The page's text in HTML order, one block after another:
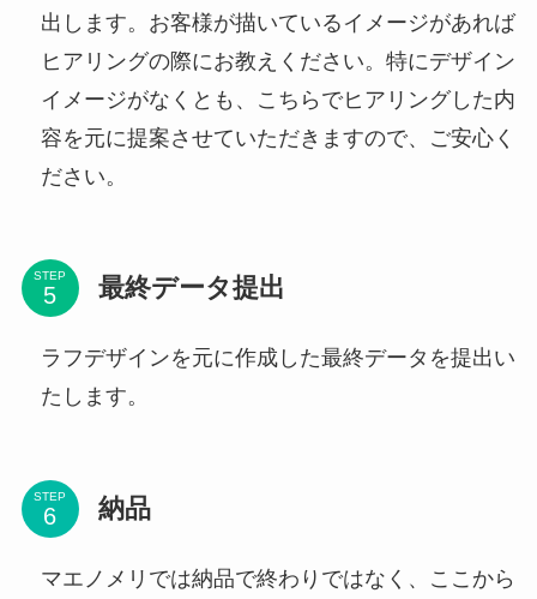
出します。お客様が描いているイメージがあれば
ヒアリングの際にお教えください。特にデザイン
イメージがなくとも、こちらでヒアリングした内
容を元に提案させていただきますので、ご安心く
ださい。
STEP 最終データ提出
ラフデザインを元に作成した最終データを提出い
たします。
STEP 納品
マエノメリでは納品で終わりではなく、ここから